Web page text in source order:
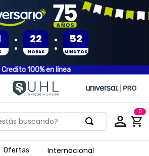
: 22
HORAS : 52
MINUTOS
Credito 100% en línea
buscando? 0
Ofertas Internacional